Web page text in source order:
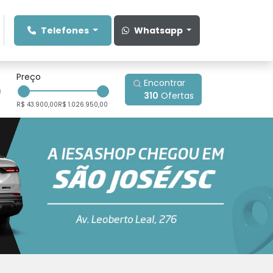
Telefones Whatsapp
Preço
R$ 43.900,00R$ 1.026.950,00
Encontrar
310 Ofertas